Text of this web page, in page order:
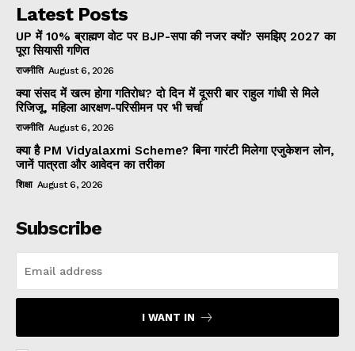
Latest Posts
UP में 10% ब्राह्मण वोट पर BJP-सपा की नजर क्यों? समझिए 2027 का
पूरा सियासी गणित
राजनीति August 6, 2026
क्या संसद में खत्म होगा गतिरोध? दो दिन में दूसरी बार राहुल गांधी से मिले
रिजिजू, महिला आरक्षण-परिसीमन पर भी चर्चा
राजनीति August 6, 2026
क्या है PM Vidyalaxmi Scheme? बिना गारंटी मिलेगा एजुकेशन लोन,
जानें पात्रता और आवेदन का तरीका
शिक्षा August 6, 2026
Subscribe
I WANT IN